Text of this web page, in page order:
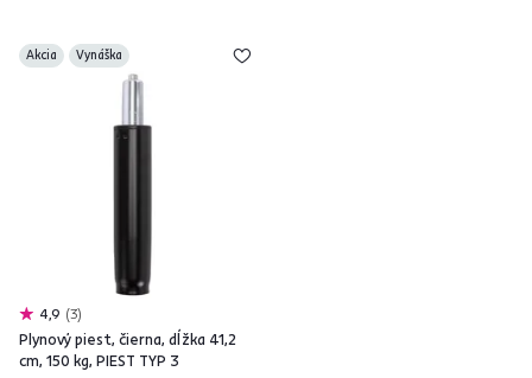
Akcia Vynáška
4,9 3
Plynový piest, čierna, dĺžka 41,2
cm, 150 kg, PIEST TYP 3